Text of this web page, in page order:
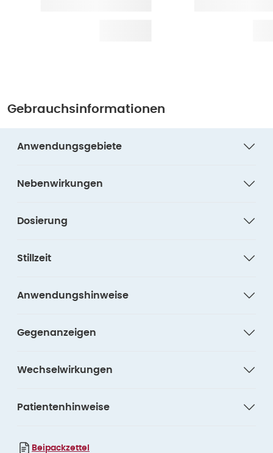
Gebrauchsinformationen
Anwendungsgebiete
Nebenwirkungen
Dosierung
Stillzeit
Anwendungshinweise
Gegenanzeigen
Wechselwirkungen
Patientenhinweise
Beipackzettel